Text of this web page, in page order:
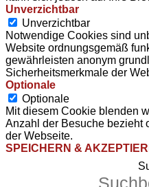
Unverzichtbar
Unverzichtbar
Notwendige Cookies sind
Website ordnungsgemäß
gewährleisten anonym
Sicherheitsmerkmale der
Optionale
Optionale
Mit diesem Cookie blenden
Anzahl der Besuche bezieht
der Webseite.
SPEICHERN &